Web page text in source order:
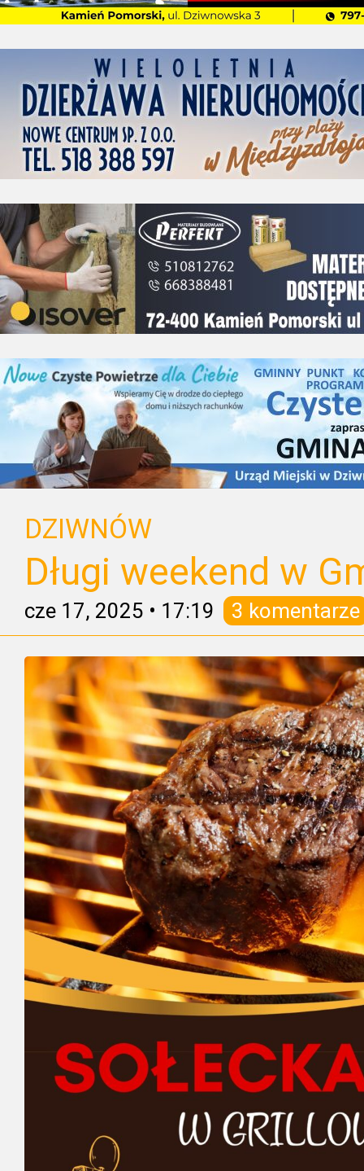
DZIWNÓW
Długi weekend w
cze 17, 2025 • 17:19 3 komentarze